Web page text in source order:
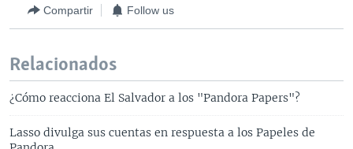
Compartir Follow us
Relacionados
¿Cómo reacciona El Salvador a los "Pandora Papers"?
Lasso divulga sus cuentas en respuesta a los Papeles de